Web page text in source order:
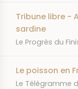
Tribune libre -
sardine
JOURNAL
Le Progrès du
Le poisson en
JOURNAL
Le Télégramme